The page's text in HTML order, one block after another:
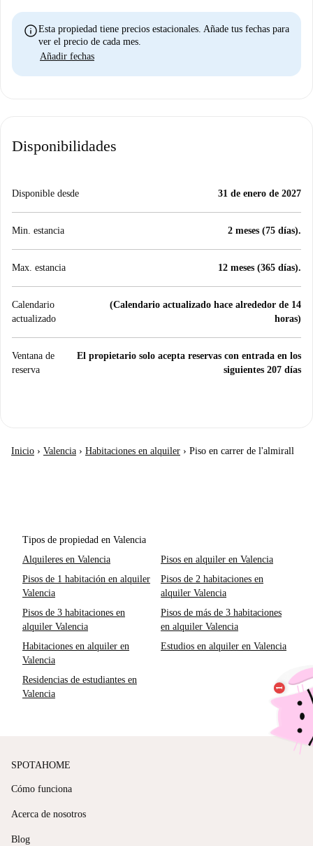
infoEsta propiedad tiene precios estacionales. Añade tus fechas para
ver el precio de cada mes.
Añadir fechas
Disponibilidades
Disponible desde 31 de enero de 2027
Min. estancia 2 meses (75 días).
Max. estancia 12 meses (365 días).
Calendario
actualizado
(Calendario actualizado hace alrededor de 14
horas)
Ventana de
reserva
El propietario solo acepta reservas con entrada en los
siguientes 207 días
Inicio › Valencia › Habitaciones en alquiler › Piso en carrer de l'almirall
Tipos de propiedad en Valencia
Alquileres en Valencia
Pisos en alquiler en Valencia
Pisos de 1 habitación en alquiler
Valencia
Pisos de 2 habitaciones en
alquiler Valencia
Pisos de 3 habitaciones en
alquiler Valencia
Pisos de más de 3 habitaciones
en alquiler Valencia
Habitaciones en alquiler en
Valencia
Estudios en alquiler en Valencia
Residencias de estudiantes en
Valencia
SPOTAHOME
Cómo funciona
Acerca de nosotros
Blog